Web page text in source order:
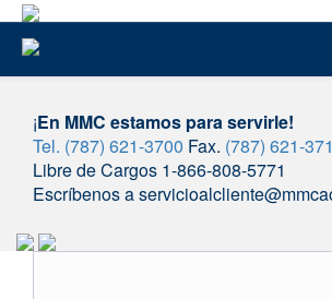
¡En MMC estamos para servirle!
Tel. (787) 621-3700 Fax. (787) 621-
Libre de Cargos 1-866-808-5771
Escríbenos a